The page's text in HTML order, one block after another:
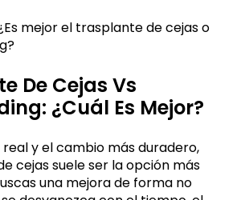
mejor el trasplante de cejas o
De Cejas Vs
¿Cuál Es Mejor?
real y el cambio más duradero,
cejas suele ser la opción más
una mejora de forma no